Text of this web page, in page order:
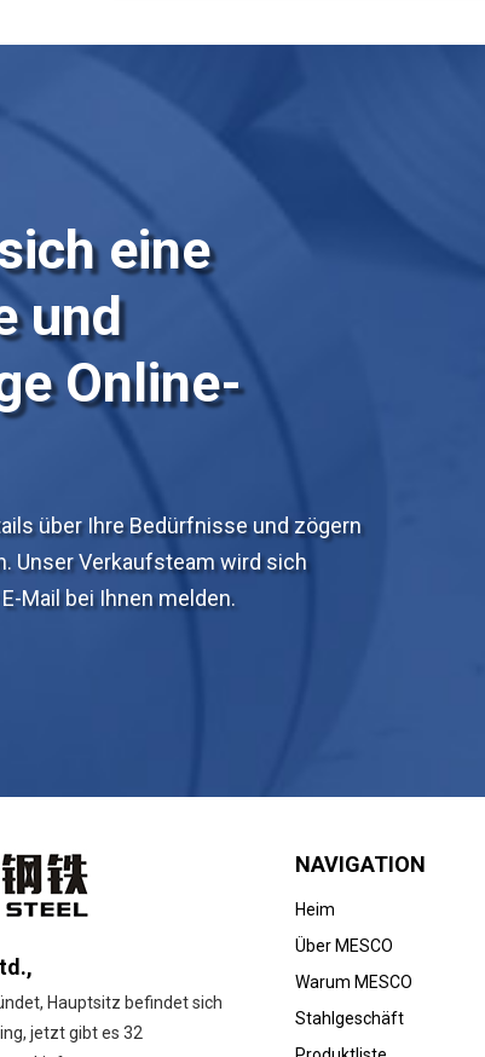
eine
und
Online-
über Ihre Bedürfnisse und zögern
Unser Verkaufsteam wird sich
Mail bei Ihnen melden.
Hauptsitz befindet sich
jetzt gibt es 32
NAVIGATION
Heim
Über MESCO
Warum MESCO
Stahlgeschäft